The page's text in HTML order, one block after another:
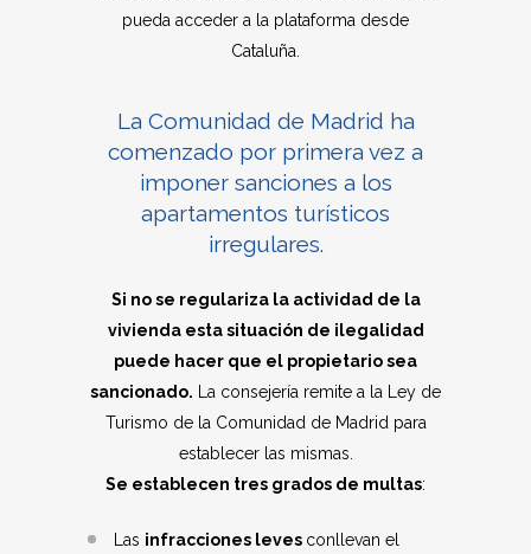
pueda acceder a la plataforma desde
Cataluña.
La Comunidad de Madrid ha
comenzado por primera vez a
imponer sanciones a los
apartamentos turísticos
irregulares.
Si no se regulariza la actividad de la
vivienda esta situación de ilegalidad
puede hacer que el propietario sea
sancionado. La consejería remite a la Ley de
Turismo de la Comunidad de Madrid para
establecer las mismas.
Se establecen tres grados de multas:
Las infracciones leves conllevan el